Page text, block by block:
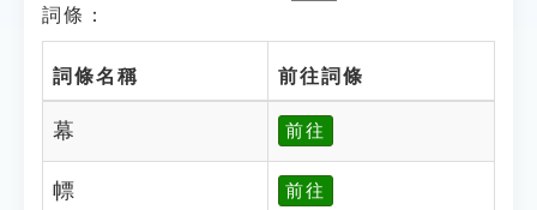
詞條：
詞條名稱 前往詞條
幕 前往
幖 前往